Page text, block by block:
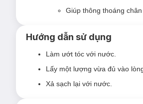
Giúp thông thoáng
Hướng dẫn sử dụng
Làm ướt tóc với nước.
Lấy một lượng vừa đủ vào
Xả sạch lại với nước.